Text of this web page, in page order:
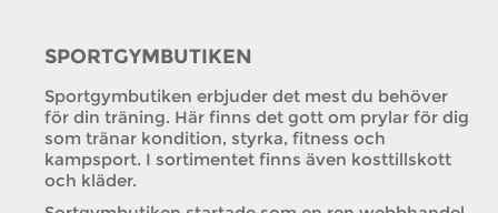
SPORTGYMBUTIKEN
Sportgymbutiken erbjuder det mest du behöver
för din träning. Här finns det gott om prylar för dig
som tränar kondition, styrka, fitness och
kampsport. I sortimentet finns även kosttillskott
och kläder.